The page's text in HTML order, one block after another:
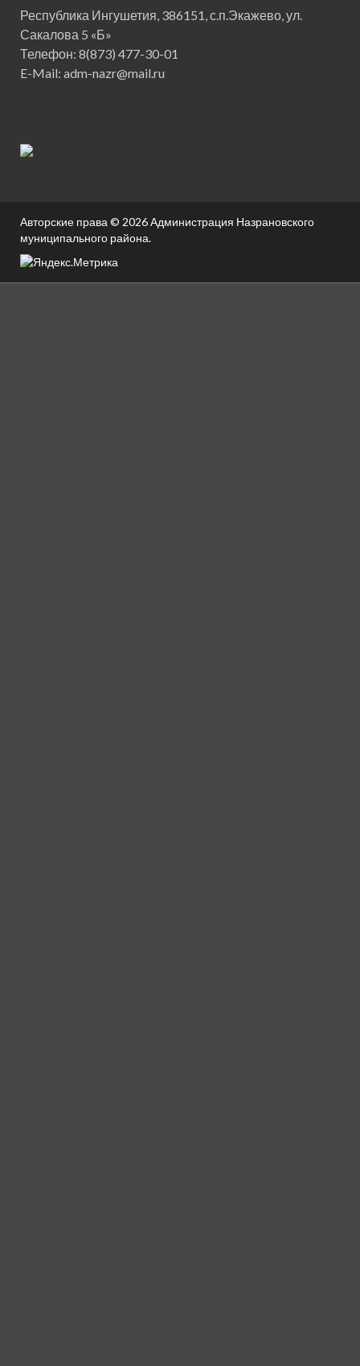
Республика Ингушетия, 386151, с.п.Экажево, ул.
Сакалова 5 «Б»
Телефон: 8(873) 477-30-01
E-Mail: adm-nazr@mail.ru
Авторские права © 2026Администрация Назрановского
муниципального района.